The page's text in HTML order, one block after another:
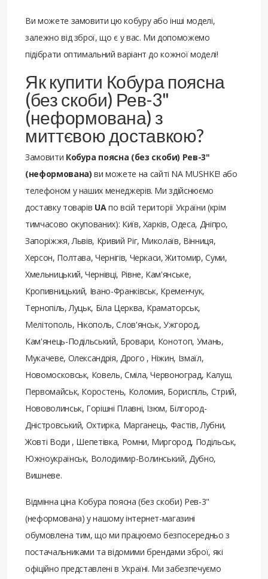
Ви можете замовити цю кобуру або інші моделі,
залежно від зброї, що є у вас. Ми допоможемо
підібрати оптимальний варіант до кожної моделі!
Як купити Кобура поясна
(без скоби) Рев-3"
(неформована) з
миттєвою доставкою?
Замовити Кобура поясна (без скоби) Рев-3"
(неформована) ви можете на сайті NA MUSHKE! або
телефоном у наших менеджерів. Ми здійснюємо
доставку товарів UAпо всій території України (крім
тимчасово окупованих): Київ, Харків, Одеса, Дніпро,
Запоріжжя, Львів, Кривий Ріг, Миколаїв, Вінниця,
Херсон, Полтава, Чернігів, Черкаси, Житомир, Суми,
Хмельницький, Чернівці, Рівне, Кам'янське,
Кропивницький, Івано-Франківськ, Кременчук,
Тернопіль, Луцьк, Біла Церква, Краматорськ,
Мелітополь, Нікополь, Слов'янськ, Ужгород,
Кам'янець-Подільський, Бровари, Конотоп, Умань,
Мукачеве, Олександрія, Дрого , Ніжин, Ізмаїл,
Новомосковськ, Ковель, Сміла, Червоноград, Калуш,
Первомайськ, Коростень, Коломия, Бориспіль, Стрий,
Нововолинськ, Горішні Плавні, Ізюм, Білгород-
Дністровський, Охтирка, Марганець, Фастів, Лубни,
Жовті Води , Шепетівка, Ромни, Миргород, Подільськ,
Южноукраїнськ, Володимир-Волинський, Дубно,
Вишневе.
Відмінна ціна Кобура поясна (без скоби) Рев-3"
(неформована) у нашому інтернет-магазині
обумовлена ​​тим, що ми працюємо безпосередньо з
постачальниками та відомими брендами зброї, які
офіційно представлені в Україні. Ми забезпечуємо